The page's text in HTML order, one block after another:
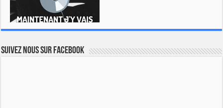
Suivez nous sur Facebook